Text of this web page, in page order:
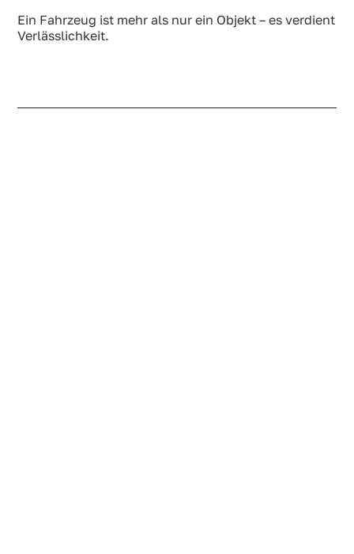
Ein Fahrzeug ist mehr als nur ein Objekt – es verdient
Verlässlichkeit.